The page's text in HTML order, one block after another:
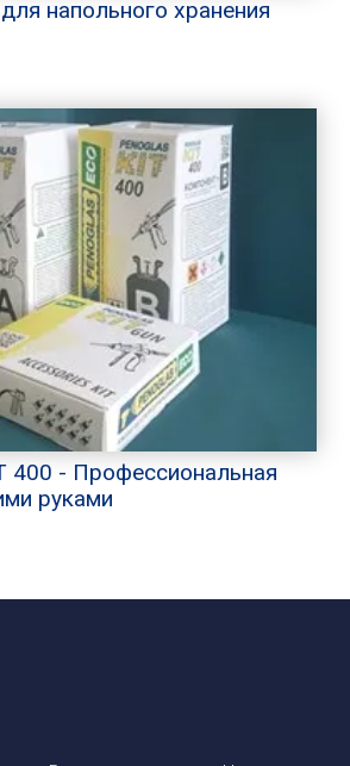
напольного хранения
400 - Профессиональная
руками